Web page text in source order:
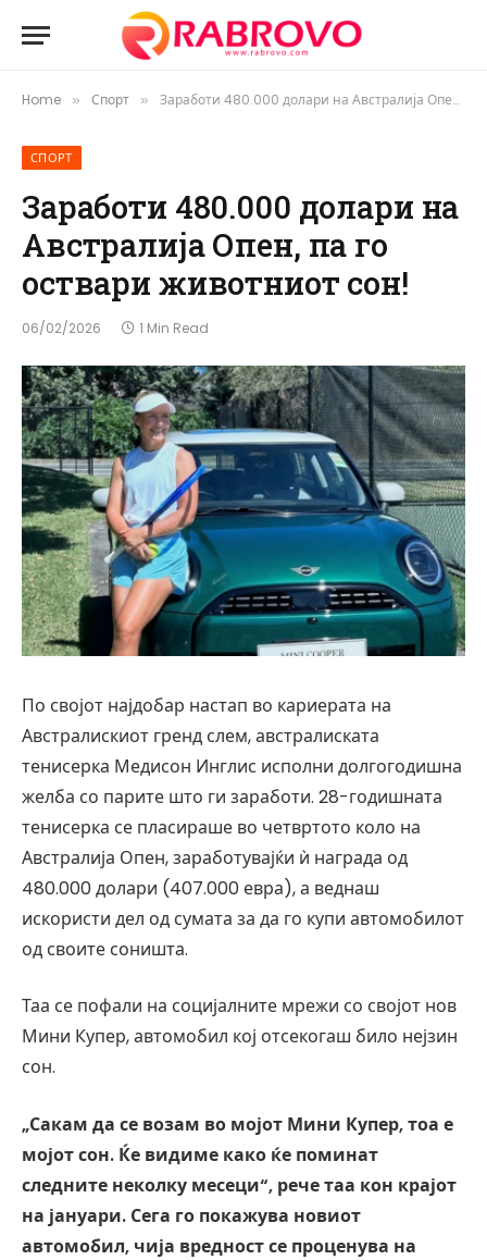
Home » Спорт » Заработи 480.000 долари на Австралија Опен, па го оствари животниот сон!
СПОРТ
Заработи 480.000 долари на
Австралија Опен, па го
оствари животниот сон!
06/02/2026 1 Min Read
По својот најдобар настап во кариерата на
Австралискиот гренд слем, австралиската
тенисерка Медисон Инглис исполни долгогодишна
желба со парите што ги заработи. 28-годишната
тенисерка се пласираше во четвртото коло на
Австралија Опен, заработувајќи ѝ награда од
480.000 долари (407.000 евра), а веднаш
искористи дел од сумата за да го купи автомобилот
од своите соништа.
Таа се пофали на социјалните мрежи со својот нов
Мини Купер, автомобил кој отсекогаш било нејзин
сон.
„Сакам да се возам во мојот Мини Купер, тоа е
мојот сон. Ќе видиме како ќе поминат
следните неколку месеци“, рече таа кон крајот
на јануари. Сега го покажува новиот
автомобил, чија вредност се проценува на